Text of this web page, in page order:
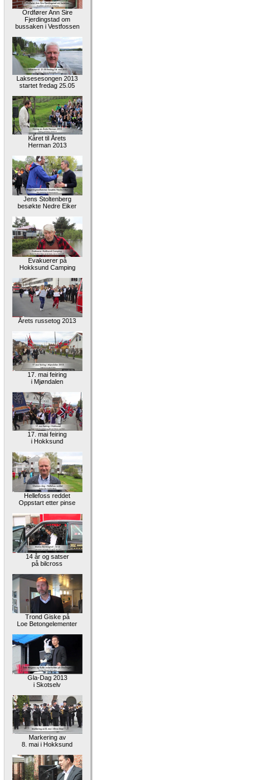
Ordfører Ann Sire
Fjerdingstad om
bussaken i Vestfossen
Laksesesongen 2013
startet fredag 25.05
Kåret til Årets
Herman 2013
Jens Stoltenberg
besøkte Nedre Eiker
Evakuerer på
Hokksund Camping
Årets russetog 2013
17. mai feiring
i Mjøndalen
17. mai feiring
i Hokksund
Hellefoss reddet
Oppstart etter pinse
14 år og satser
på bilcross
Trond Giske på
Loe Betongelementer
Gla-Dag 2013
i Skotselv
Markering av
8. mai i Hokksund